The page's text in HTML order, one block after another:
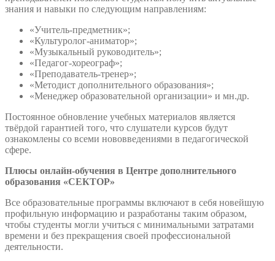
знания и навыки по следующим направлениям:
«Учитель-предметник»;
«Культуролог-аниматор»;
«Музыкальный руководитель»;
«Педагог-хореограф»;
«Преподаватель-тренер»;
«Методист дополнительного образования»;
«Менеджер образовательной организации» и мн.др.
Постоянное обновление учебных материалов является
твёрдой гарантией того, что слушатели курсов будут
ознакомлены со всеми нововведениями в педагогической
сфере.
Плюсы онлайн-обучения в Центре дополнительного
образования «СЕКТОР»
Все образовательные программы включают в себя новейшую
профильную информацию и разработаны таким образом,
чтобы студенты могли учиться с минимальными затратами
времени и без прекращения своей профессиональной
деятельности.